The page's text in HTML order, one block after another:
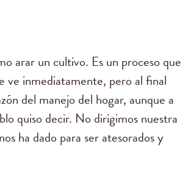
arar un cultivo. Es un proceso que
ve inmediatamente, pero al final
del manejo del hogar, aunque a
quiso decir. No dirigimos nuestra
ha dado para ser atesorados y